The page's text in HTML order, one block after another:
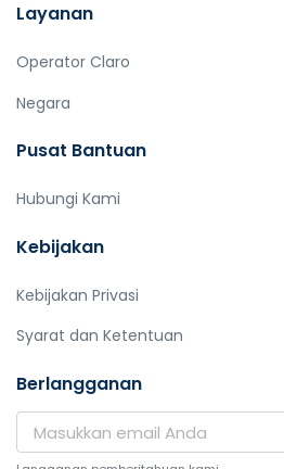
Layanan
Operator Claro
Negara
Pusat Bantuan
Hubungi Kami
Kebijakan
Kebijakan Privasi
Syarat dan Ketentuan
Berlangganan